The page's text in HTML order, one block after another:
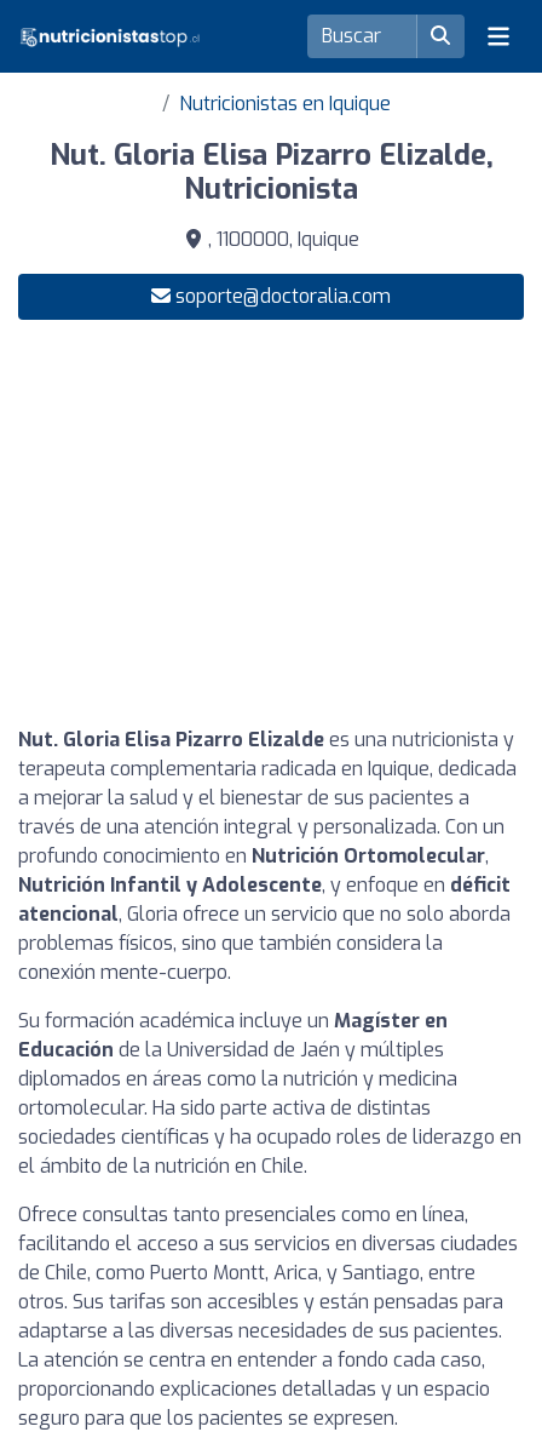
Nutricionistas en Iquique
Nut. Gloria Elisa Pizarro Elizalde,
Nutricionista
, 1100000, Iquique
soporte@doctoralia.com
Nut. Gloria Elisa Pizarro Elizaldees una nutricionista y
terapeuta complementaria radicada en Iquique, dedicada
a mejorar la salud y el bienestar de sus pacientes a
través de una atención integral y personalizada. Con un
profundo conocimiento en Nutrición Ortomolecular,
Nutrición Infantil y Adolescente, y enfoque en déficit
atencional, Gloria ofrece un servicio que no solo aborda
problemas físicos, sino que también considera la
conexión mente-cuerpo.
Su formación académica incluye un Magíster en
Educación de la Universidad de Jaén y múltiples
diplomados en áreas como la nutrición y medicina
ortomolecular. Ha sido parte activa de distintas
sociedades científicas y ha ocupado roles de liderazgo en
el ámbito de la nutrición en Chile.
Ofrece consultas tanto presenciales como en línea,
facilitando el acceso a sus servicios en diversas ciudades
de Chile, como Puerto Montt, Arica, y Santiago, entre
otros. Sus tarifas son accesibles y están pensadas para
adaptarse a las diversas necesidades de sus pacientes.
La atención se centra en entender a fondo cada caso,
proporcionando explicaciones detalladas y un espacio
seguro para que los pacientes se expresen.